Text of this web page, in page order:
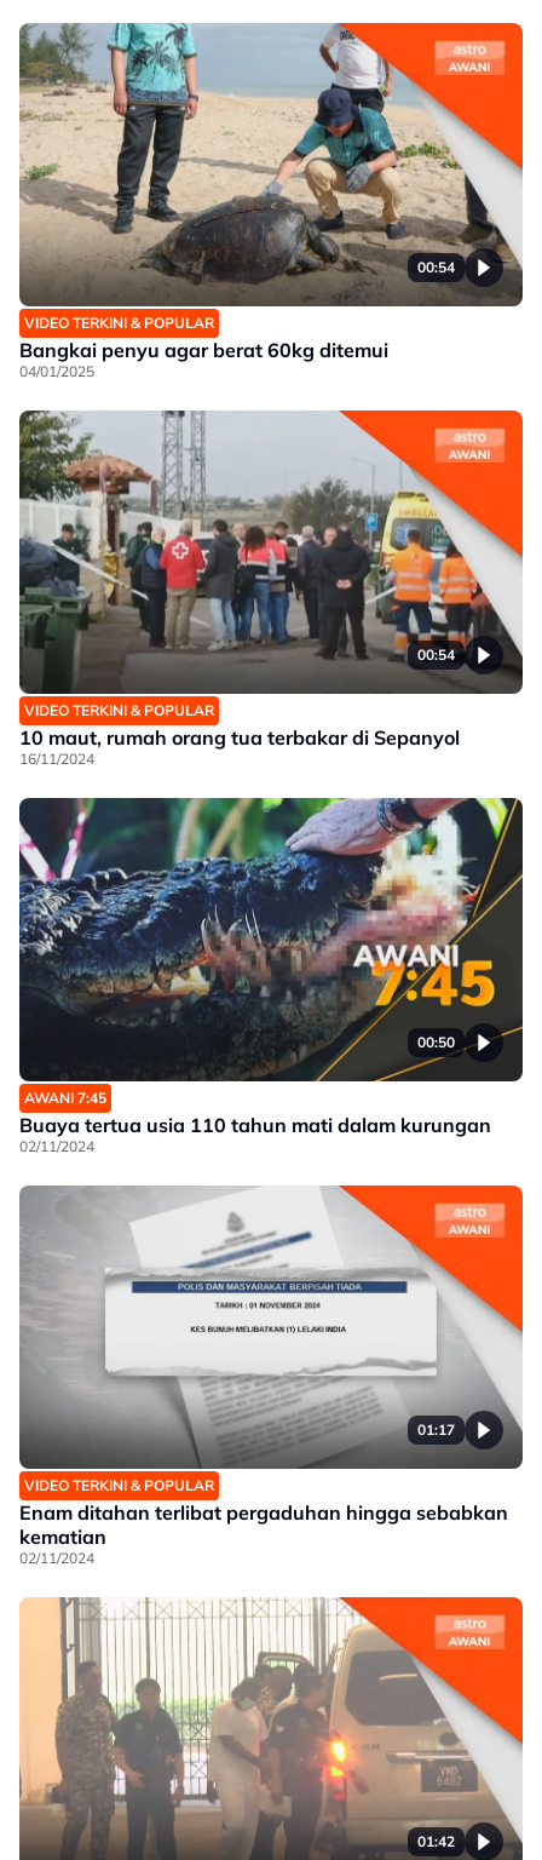
00:54
VIDEO TERKINI & POPULAR
Bangkai penyu agar berat 60kg ditemui
04/01/2025
00:54
VIDEO TERKINI & POPULAR
10 maut, rumah orang tua terbakar di Sepanyol
16/11/2024
00:50
AWANI 7:45
Buaya tertua usia 110 tahun mati dalam kurungan
02/11/2024
01:17
VIDEO TERKINI & POPULAR
Enam ditahan terlibat pergaduhan hingga sebabkan
kematian
02/11/2024
01:42